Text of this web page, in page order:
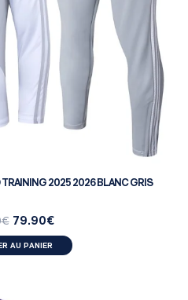
TRAINING 2025 2026 BLANC GRIS
€ 79.90€
AU PANIER